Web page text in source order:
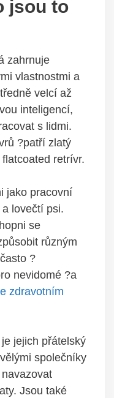
jsou to
zahrnuje
vlastnostmi a
velcí až
inteligencí,
s lidmi.
?patří zlatý
retrívr.
jako pracovní
lovečtí psi.
se
různým
?
nevidomé ?a
zdravotním
jejich přátelský
společníky
Jsou také